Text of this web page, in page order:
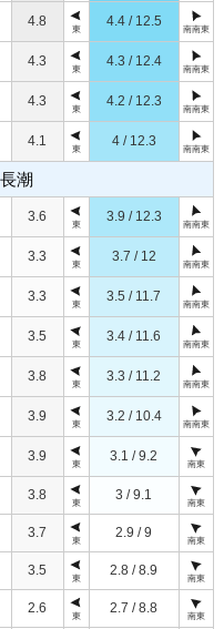
4.8
東
4.4 / 12.5
南南東
4.3
東
4.3 / 12.4
南南東
4.3
東
4.2 / 12.3
南南東
4.1
東
4 / 12.3
南南東
潮
3.6
東
3.9 / 12.3
南南東
3.3
東
3.7 / 12
南南東
3.3
東
3.5 / 11.7
南南東
3.5
東
3.4 / 11.6
南南東
3.8
東
3.3 / 11.2
南南東
3.9
東
3.2 / 10.4
南南東
3.9
東
3.1 / 9.2
南東
3.8
東
3 / 9.1
南東
3.7
東
2.9 / 9
南東
3.5
東
2.8 / 8.9
南東
2.6
東
2.7 / 8.8
南東